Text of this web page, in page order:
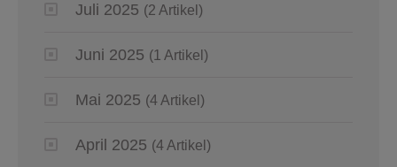
Juli 2025 (2 Artikel)
Juni 2025 (1 Artikel)
Mai 2025 (4 Artikel)
April 2025 (4 Artikel)